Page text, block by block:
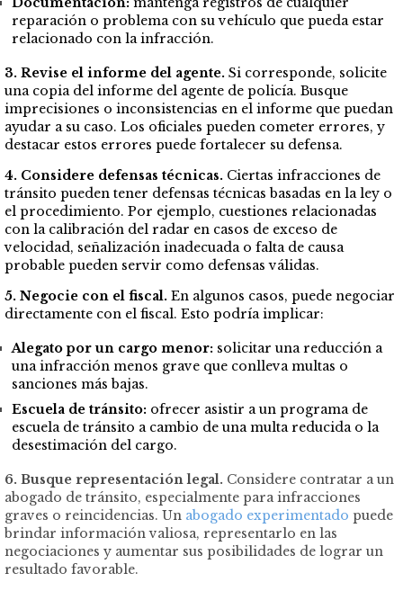
reparación o problema con su vehículo que pueda estar
relacionado con la infracción.
3. Revise el informe del agente. Si corresponde, solicite
una copia del informe del agente de policía. Busque
imprecisiones o inconsistencias en el informe que puedan
ayudar a su caso. Los oficiales pueden cometer errores, y
destacar estos errores puede fortalecer su defensa.
4. Considere defensas técnicas. Ciertas infracciones de
tránsito pueden tener defensas técnicas basadas en la ley o
el procedimiento. Por ejemplo, cuestiones relacionadas
con la calibración del radar en casos de exceso de
velocidad, señalización inadecuada o falta de causa
probable pueden servir como defensas válidas.
5. Negocie con el fiscal. En algunos casos, puede negociar
directamente con el fiscal. Esto podría implicar:
Alegato por un cargo menor: solicitar una reducción a
una infracción menos grave que conlleva multas o
sanciones más bajas.
Escuela de tránsito: ofrecer asistir a un programa de
escuela de tránsito a cambio de una multa reducida o la
desestimación del cargo.
6. Busque representación legal. Considere contratar a un
abogado de tránsito, especialmente para infracciones
graves o reincidencias. Un abogado experimentado puede
brindar información valiosa, representarlo en las
negociaciones y aumentar sus posibilidades de lograr un
resultado favorable.